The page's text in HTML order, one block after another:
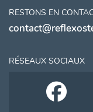
RESTONS EN
RÉSEAUX SOCIAUX